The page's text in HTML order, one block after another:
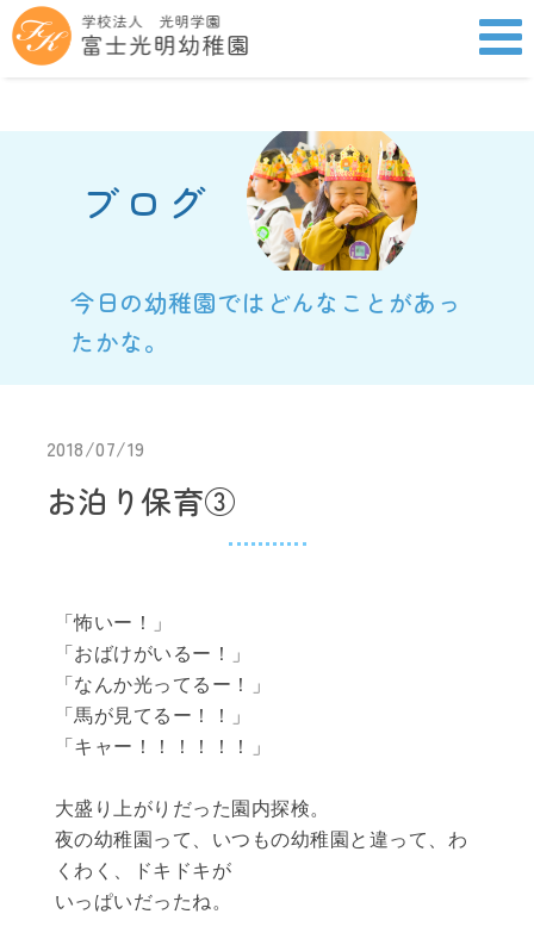
ブログ
今日の幼稚園ではどんなことがあっ
たかな。
2018/07/19
お泊り保育③
「怖いー！」
「おばけがいるー！」
「なんか光ってるー！」
「馬が見てるー！！」
「キャー！！！！！！」
大盛り上がりだった園内探検。
夜の幼稚園って、いつもの幼稚園と違って、わ
くわく、ドキドキが
いっぱいだったね。